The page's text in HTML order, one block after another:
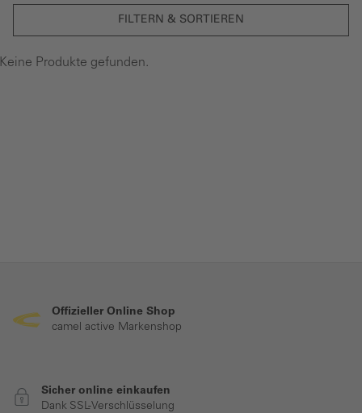
FILTERN & SORTIEREN
Produkte gefunden.
Offizieller Online Shop
camel active Markenshop
Sicher online einkaufen
Dank SSL-Verschlüsselung